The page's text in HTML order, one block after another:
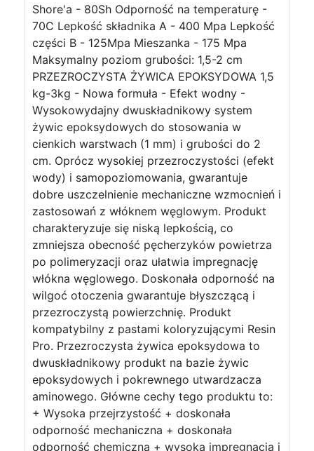
Shore'a - 80Sh Odporność na temperaturę -
70C Lepkość składnika A - 400 Mpa Lepkość
części B - 125Mpa Mieszanka - 175 Mpa
Maksymalny poziom grubości: 1,5-2 cm
PRZEZROCZYSTA ŻYWICA EPOKSYDOWA 1,5
kg-3kg - Nowa formuła - Efekt wodny -
Wysokowydajny dwuskładnikowy system
żywic epoksydowych do stosowania w
cienkich warstwach (1 mm) i grubości do 2
cm. Oprócz wysokiej przezroczystości (efekt
wody) i samopoziomowania, gwarantuje
dobre uszczelnienie mechaniczne wzmocnień i
zastosowań z włóknem węglowym. Produkt
charakteryzuje się niską lepkością, co
zmniejsza obecność pęcherzyków powietrza
po polimeryzacji oraz ułatwia impregnację
włókna węglowego. Doskonała odporność na
wilgoć otoczenia gwarantuje błyszczącą i
przezroczystą powierzchnię. Produkt
kompatybilny z pastami koloryzującymi Resin
Pro. Przezroczysta żywica epoksydowa to
dwuskładnikowy produkt na bazie żywic
epoksydowych i pokrewnego utwardzacza
aminowego. Główne cechy tego produktu to:
+ Wysoka przejrzystość + doskonała
odporność mechaniczna + doskonała
odporność chemiczna + wysoka impregnacja i